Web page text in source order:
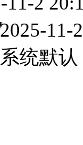
2025-11-
统默认